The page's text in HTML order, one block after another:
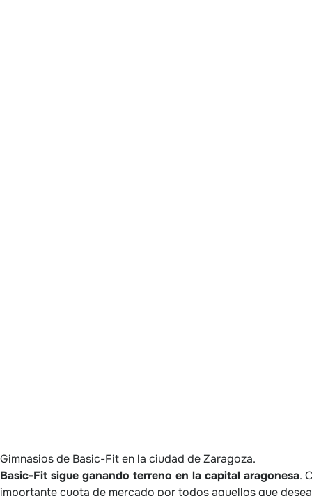
Gimnasios de Basic-Fit en la ciudad de Zaragoza.
Basic-Fit sigue ganando terreno en la capital aragonesa.
importante cuota de mercado por todos aquellos que